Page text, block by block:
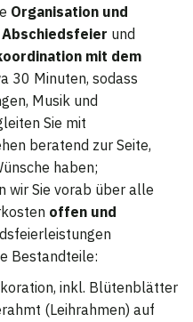
Organisation und
und
mit dem
30 Minuten, sodass
Musik und
Sie mit
beratend zur Seite,
haben;
wir Sie vorab über alle
offen und
Bestandteile:
inkl. Blütenblätter
(Leihrahmen) auf